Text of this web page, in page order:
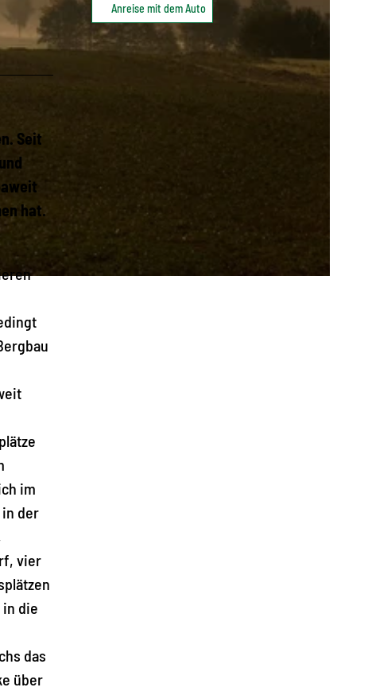
Seit
hat.
im
der
vier
in die
das
über
Anreise mit dem Auto